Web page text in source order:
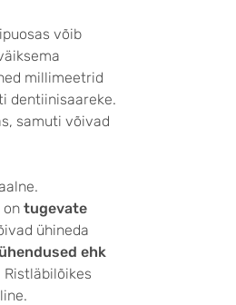
võib
millimeetrid
dentiinisaareke.
samuti võivad
on tugevate
ühineda
ehk